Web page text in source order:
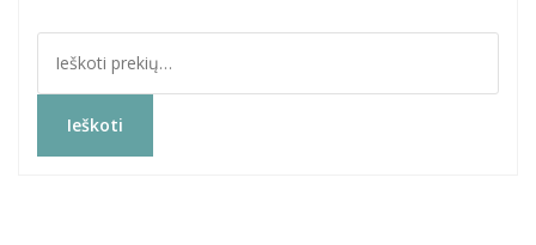
Ieškoti